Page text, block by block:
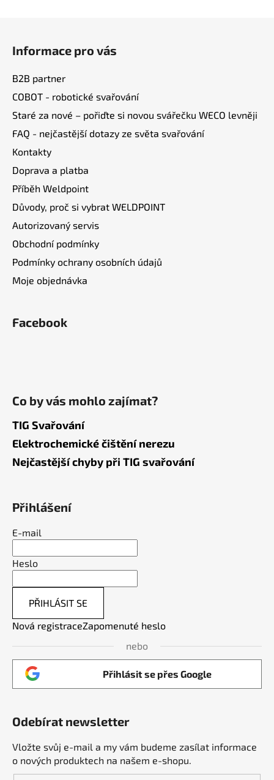
Informace pro vás
B2B partner
COBOT - robotické svařování
Staré za nové – pořiďte si novou svářečku WECO levněji
FAQ - nejčastější dotazy ze světa svařování
Kontakty
Doprava a platba
Příběh Weldpoint
Důvody, proč si vybrat WELDPOINT
Autorizovaný servis
Obchodní podmínky
Podmínky ochrany osobních údajů
Moje objednávka
Facebook
Co by vás mohlo zajímat?
TIG Svařování
Elektrochemické čištění nerezu
Nejčastější chyby při TIG svařování
Přihlášení
E-mail
Heslo
PŘIHLÁSIT SE
Nová registraceZapomenuté heslo
nebo
Přihlásit se přes Google
Odebírat newsletter
Vložte svůj e-mail a my vám budeme zasílat informace
o nových produktech na našem e-shopu.